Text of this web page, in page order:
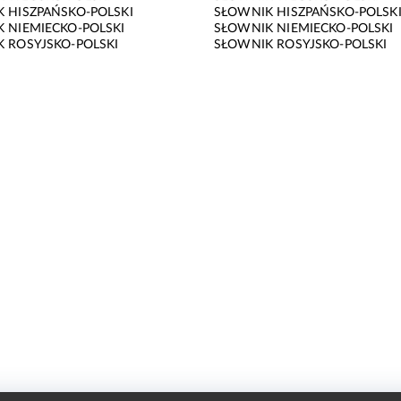
HISZPAŃSKO-POLSKI
NIEMIECKO-POLSKI
ROSYJSKO-POLSKI
SŁOWNIK HISZPAŃSKO-POLSKI
SŁOWNIK NIEMIECKO-POLSKI
SŁOWNIK ROSYJSKO-POLSKI